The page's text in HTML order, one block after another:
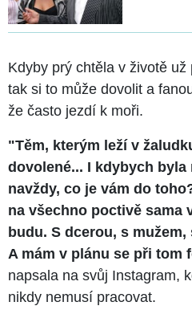
Kdyby prý chtěla v životě
tak si to může dovolit a
že často jezdí k moři.
"Těm, kterým leží v
dovolené... I kdybych
navždy, co je vám do
na všechno poctivě sama
budu. S dcerou, s
A mám v plánu se při tom
napsala na svůj Instagram,
nikdy nemusí pracovat.